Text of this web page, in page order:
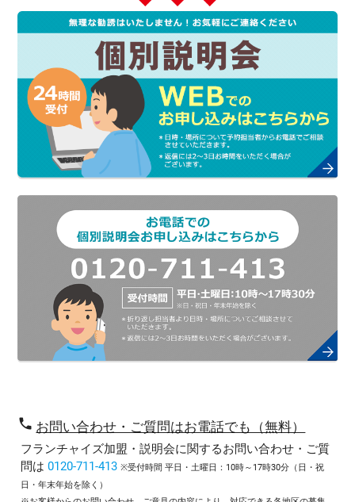
phone お問い合わせ・ご質問はお電話でも（無料）
フランチャイズ加盟・説明会に関するお問い合わせ・ご質
問は 0120-711-413 ※受付時間 平日・土曜日：10時～17時30分（日・祝
日・年末年始を除く）